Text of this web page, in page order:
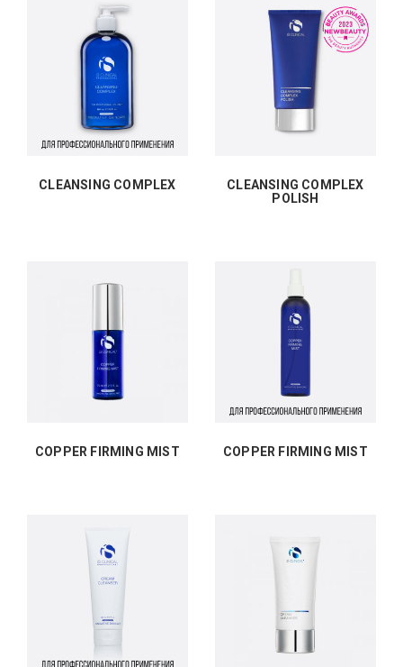
CLEANSING COMPLEX
CLEANSING COMPLEX
POLISH
COPPER FIRMING MIST COPPER FIRMING MIST